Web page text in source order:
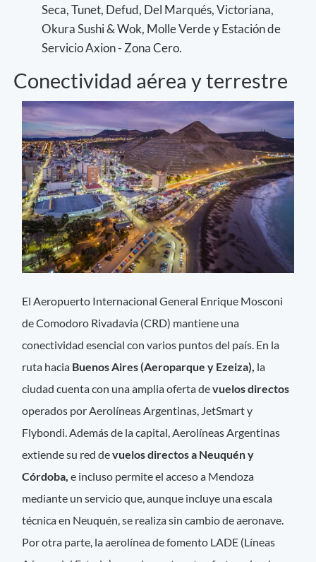
Seca, Tunet, Defud, Del Marqués, Victoriana,
Okura Sushi & Wok, Molle Verde y Estación de
Servicio Axion - Zona Cero.
Conectividad aérea y terrestre
El Aeropuerto Internacional General Enrique Mosconi
de Comodoro Rivadavia (CRD) mantiene una
conectividad esencial con varios puntos del país. En la
ruta hacia Buenos Aires (Aeroparque y Ezeiza), la
ciudad cuenta con una amplia oferta devuelos directos
operados por Aerolíneas Argentinas, JetSmart y
Flybondi. Además de la capital, Aerolíneas Argentinas
extiende su red devuelos directos a Neuquén y
Córdoba,e incluso permite el acceso a Mendoza
mediante un servicio que, aunque incluye una escala
técnica en Neuquén, se realiza sin cambio de aeronave.
Por otra parte, la aerolínea de fomento LADE (Líneas